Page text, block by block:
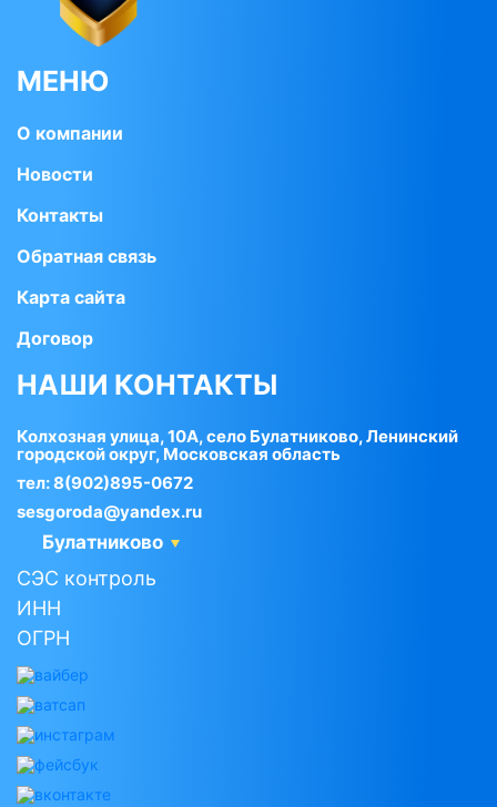
МЕНЮ
О компании
Новости
Контакты
Обратная связь
Карта сайта
Договор
НАШИ КОНТАКТЫ
Колхозная улица, 10А, село Булатниково, Ленинский
городской округ, Московская область
тел:8(902)895-0672
sesgoroda@yandex.ru
Булатниково
СЭС контроль
ИНН
ОГРН